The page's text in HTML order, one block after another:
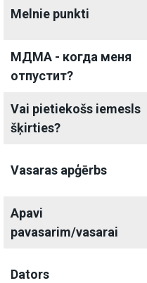
Melnie punkti
МДМА - когда меня
отпустит?
Vai pietiekošs iemesls
šķirties?
Vasaras apģērbs
Apavi
pavasarim/vasarai
Dators